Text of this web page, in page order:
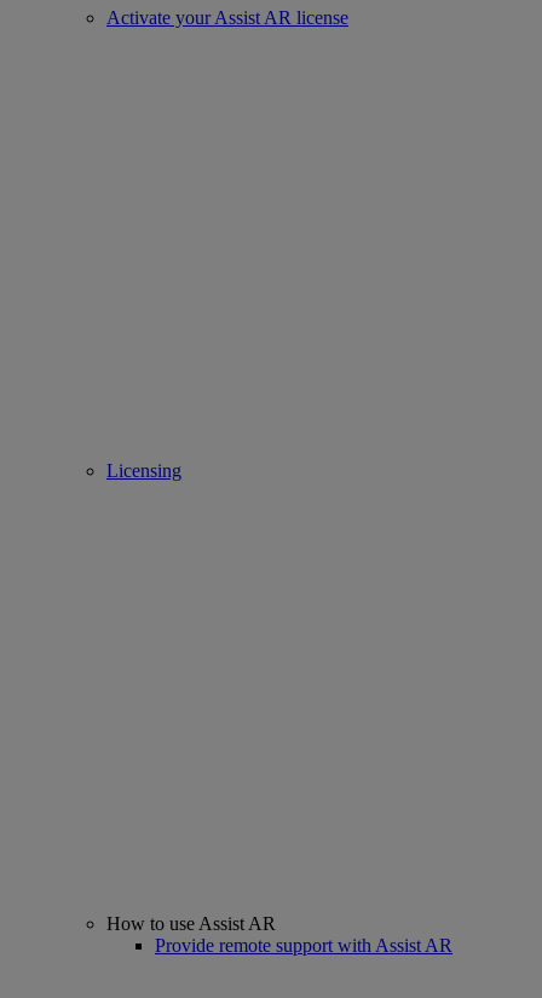
Activate your Assist AR license
Licensing
How to use Assist AR
Provide remote support with Assist AR